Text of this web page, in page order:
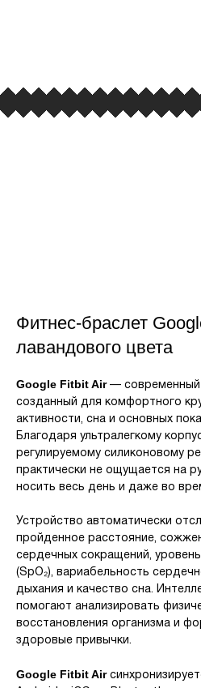
Фитнес-браслет
лавандового цвета
Google Fitbit Air — современный
созданный для комфортного
активности, сна и основных
Благодаря ультралегкому
регулируемому силиконовому
практически не ощущается на
носить весь день и даже во
Устройство автоматически
пройденное расстояние,
сердечных сокращений,
(SpO₂), вариабельность
дыхания и качество сна.
помогают анализировать
восстановления организма и
здоровые привычки.
Google Fitbit Air